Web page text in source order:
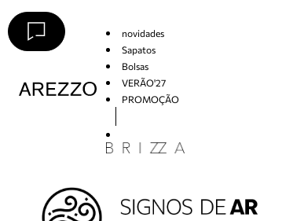
novidades
Sapatos
Bolsas
VERÃO'27
PROMOÇÃO